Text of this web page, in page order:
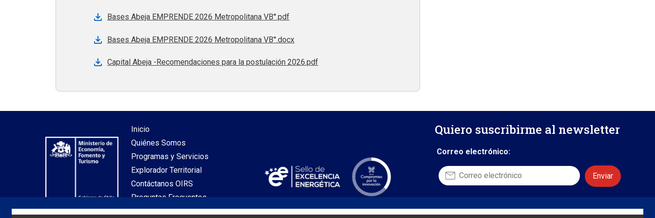
Bases Abeja EMPRENDE 2026 Metropolitana VB°.pdf
Bases Abeja EMPRENDE 2026 Metropolitana VB°.docx
Capital Abeja -Recomendaciones para la postulación 2026.pdf
Inicio
Quiénes Somos
Programas y Servicios
Explorador Territorial
Contáctanos OIRS
Preguntas Frecuentes
Mapa de Sitio
Quiero suscribirme al newsletter
Correo electrónico:
Contáctanos